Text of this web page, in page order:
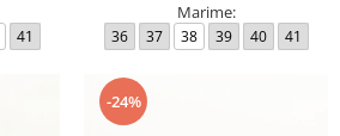
41
Marime:
36 37 38 39 40 41
-24%